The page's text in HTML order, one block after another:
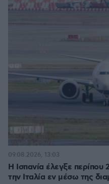
Η Ισπανία έλεγξε περίπου
την Ιταλία εν μέσω της
09.08.2026, 13:03